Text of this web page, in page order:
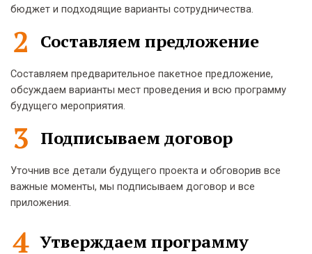
бюджет и подходящие варианты сотрудничества.
Составляем предложение
Составляем предварительное пакетное предложение,
обсуждаем варианты мест проведения и всю программу
будущего мероприятия.
Подписываем договор
Уточнив все детали будущего проекта и обговорив все
важные моменты, мы подписываем договор и все
приложения.
Утверждаем программу